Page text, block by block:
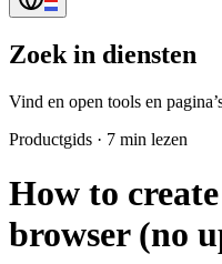
Zoek in diensten
Vind en open tools en
Productgids · 7 min lezen
How to
browser (no